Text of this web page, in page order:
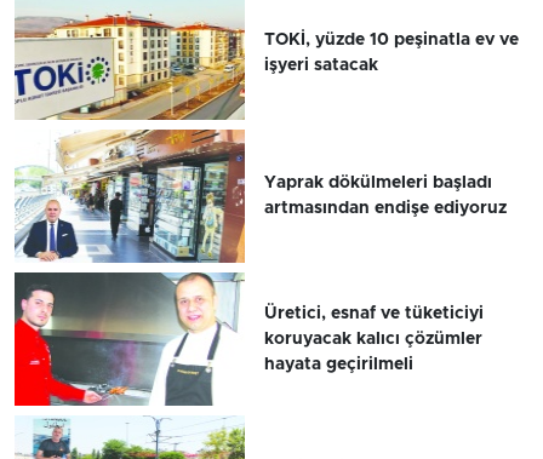
TOKİ, yüzde 10 peşinatla ev ve
işyeri satacak
Yaprak dökülmeleri başladı
artmasından endişe ediyoruz
Üretici, esnaf ve tüketiciyi
koruyacak kalıcı çözümler
hayata geçirilmeli